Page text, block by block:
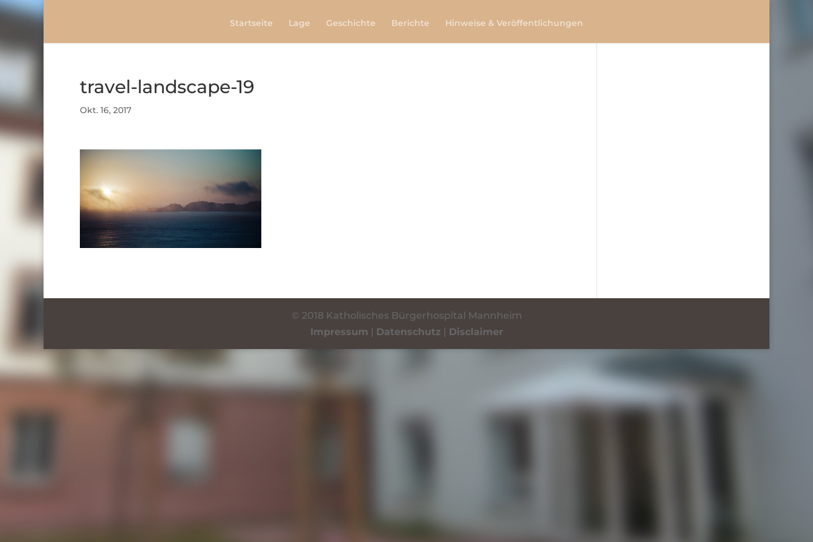
Startseite Lage Geschichte Berichte Hinweise & Veröffentlichungen
travel-landscape-19
Okt. 16, 2017
© 2018 Katholisches Bürgerhospital Mannheim
Impressum | Datenschutz | Disclaimer